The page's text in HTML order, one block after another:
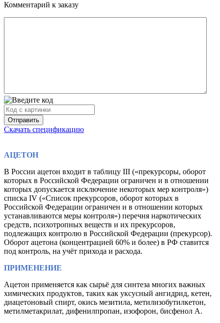
Комментарий к заказу
Скачать спецификацию
АЦЕТОН
В России ацетон входит в таблицу III («прекурсоры, оборот
которых в Российской Федерации ограничен и в отношении
которых допускается исключение некоторых мер контроля»)
списка IV («Список прекурсоров, оборот которых в
Российской Федерации ограничен и в отношении которых
устанавливаются меры контроля») перечня наркотических
средств, психотропных веществ и их прекурсоров,
подлежащих контролю в Российской Федерации (прекурсор).
Оборот ацетона (концентрацией 60% и более) в РФ ставится
под контроль, на учёт прихода и расхода.
ПРИМЕНЕНИЕ
Ацетон применяется как сырьё для синтеза многих важных
химических продуктов, таких как уксусный ангидрид, кетен,
диацетоновый спирт, окись мезитила, метилизобутилкетон,
метилметакрилат, дифенилпропан, изофорон, бисфенол А.